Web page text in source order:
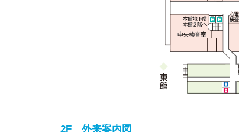
2F 外来案内図